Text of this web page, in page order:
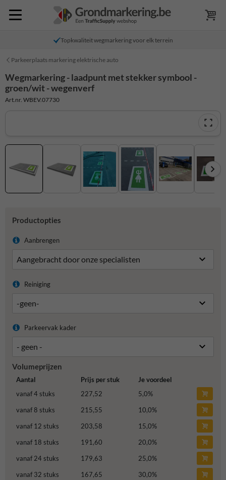
Topkwaliteit wegmarkering voor elk terrein
Parkeerplaats markering elektrische auto
Wegmarkering - laadpunt met stekker symbool -
groen/wit - wegenverf
Art.nr. WBEV.07730
Productopties
Aanbrengen
Reiniging
Parkeervak kader
Volumeprijzen
Aantal Prijs per stuk
Je voordeel
vanaf 4 stuks
227,52 5,0%
vanaf 8 stuks
215,55 10,0%
vanaf 12 stuks
203,58 15,0%
vanaf 18 stuks
191,60 20,0%
vanaf 24 stuks
179,63 25,0%
vanaf 32 stuks
167,65 30,0%